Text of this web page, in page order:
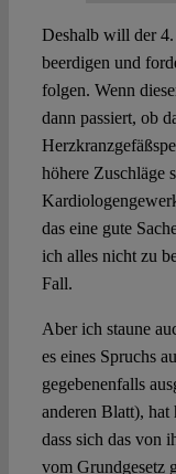
Deshalb will der
beerdigen und
folgen. Wenn
dann passiert, ob
höhere Zuschläge
das eine gute
ich alles nicht zu
Fall.
Aber ich staune
es eines Spruchs
gegebenenfalls
anderen Blatt), hat
dass sich das von
vom Grundgesetz